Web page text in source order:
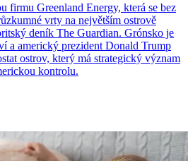
firmu Greenland Energy, která se bez
vrty na největším ostrově
deník The Guardian. Grónsko je
a americký prezident Donald Trump
ostrov, který má strategický význam
kontrolu.